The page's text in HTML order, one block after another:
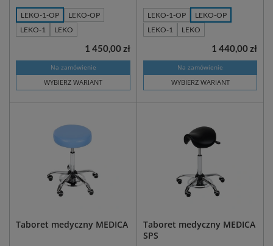
LEKO-1-OP
LEKO-OP
LEKO-1
LEKO
Na zamówienie
WYBIERZ WARIANT
1 450,00 zł
LEKO-1-OP
LEKO-OP
LEKO-1
LEKO
Na zamówienie
WYBIERZ WARIANT
1 440,00 zł
Taboret medyczny MEDICA
Taboret medyczny MEDICA
SPS